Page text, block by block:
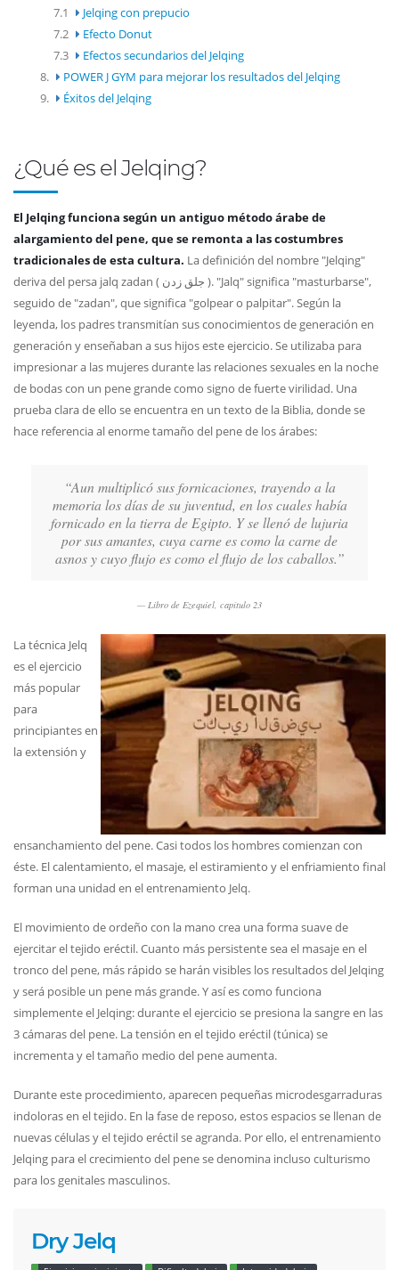
7.1
Jelqing con prepucio
7.2
Efecto Donut
7.3
Efectos secundarios del Jelqing
8.
POWER J GYM para mejorar los resultados del Jelqing
9.
Éxitos del Jelqing
¿Qué es el Jelqing?
El Jelqing funciona según un antiguo método árabe de
alargamiento del pene, que se remonta a las costumbres
tradicionales de esta cultura. La definición del nombre "Jelqing"
deriva del persa jalq zadan ( جلق زدن ). "Jalq" significa "masturbarse",
seguido de "zadan", que significa "golpear o palpitar". Según la
leyenda, los padres transmitían sus conocimientos de generación en
generación y enseñaban a sus hijos este ejercicio. Se utilizaba para
impresionar a las mujeres durante las relaciones sexuales en la noche
de bodas con un pene grande como signo de fuerte virilidad. Una
prueba clara de ello se encuentra en un texto de la Biblia, donde se
hace referencia al enorme tamaño del pene de los árabes:
“Aun multiplicó sus fornicaciones, trayendo a la
memoria los días de su juventud, en los cuales había
fornicado en la tierra de Egipto. Y se llenó de lujuria
por sus amantes, cuya carne es como la carne de
asnos y cuyo flujo es como el flujo de los caballos.”
Libro de Ezequiel, capítulo 23
La técnica Jelq
es el ejercicio
más popular
para
principiantes en
la extensión y
ensanchamiento del pene. Casi todos los hombres comienzan con
éste. El calentamiento, el masaje, el estiramiento y el enfriamiento final
forman una unidad en el entrenamiento Jelq.
El movimiento de ordeño con la mano crea una forma suave de
ejercitar el tejido eréctil. Cuanto más persistente sea el masaje en el
tronco del pene, más rápido se harán visibles los resultados del Jelqing
y será posible un pene más grande. Y así es como funciona
simplemente el Jelqing: durante el ejercicio se presiona la sangre en las
3 cámaras del pene. La tensión en el tejido eréctil (túnica) se
incrementa y el tamaño medio del pene aumenta.
Durante este procedimiento, aparecen pequeñas microdesgarraduras
indoloras en el tejido. En la fase de reposo, estos espacios se llenan de
nuevas células y el tejido eréctil se agranda. Por ello, el entrenamiento
Jelqing para el crecimiento del pene se denomina incluso culturismo
para los genitales masculinos.
Dry Jelq